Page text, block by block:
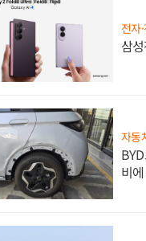
전자
삼
자동
비